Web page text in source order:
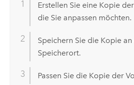
Erstellen Sie eine Kopie
die Sie anpassen möchten.
Speichern Sie die Kopie
Speicherort.
Passen Sie die Kopie der